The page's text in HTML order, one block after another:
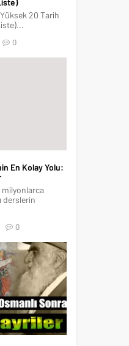
Yüksek 20 Tarih
0
En Kolay Yolu:
milyonlarca
derslerin
0